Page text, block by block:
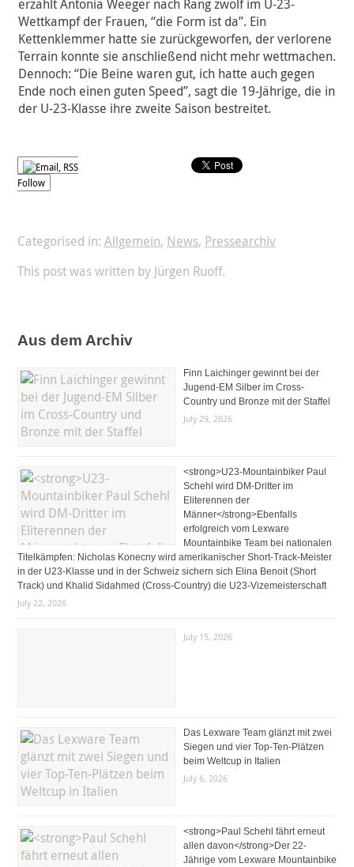
erzählt Antonia Weeger nach Rang zwölf im U-23-
Wettkampf der Frauen, “die Form ist da”. Ein
Kettenklemmer hatte sie zurückgeworfen, der verlorene
Terrain konnte sie anschließend nicht mehr wettmachen.
Dennoch: “Die Beine waren gut, ich hatte auch gegen
Ende noch einen guten Speed”, sagt die 19-Jährige, die in
der U-23-Klasse ihre zweite Saison bestreitet.
Follow
Categorised in: Allgemein, News, Pressearchiv
This post was written by Jürgen Ruoff.
Aus dem Archiv
Finn Laichinger gewinnt bei der
Jugend-EM Silber im Cross-
Country und Bronze mit der Staffel
July 29, 2026
<strong>U23-Mountainbiker Paul
Schehl wird DM-Dritter im
Eliterennen der
Männer</strong>Ebenfalls
erfolgreich vom Lexware
Mountainbike Team bei nationalen
Titelkämpfen: Nicholas Konecny wird amerikanischer Short-Track-Meister
in der U23-Klasse und in der Schweiz sichern sich Elina Benoit (Short
Track) und Khalid Sidahmed (Cross-Country) die U23-Vizemeisterschaft
July 22, 2026
July 15, 2026
Das Lexware Team glänzt mit zwei
Siegen und vier Top-Ten-Plätzen
beim Weltcup in Italien
July 6, 2026
<strong>Paul Schehl fährt erneut
allen davon</strong>Der 22-
Jährige vom Lexware Mountainbike